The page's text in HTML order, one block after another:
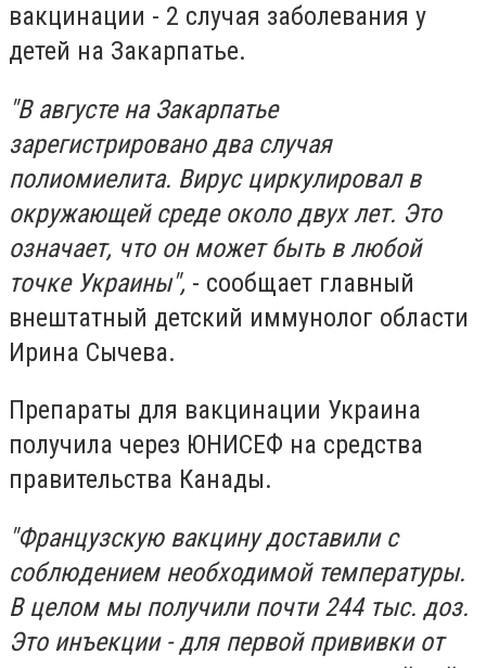
вакцинации - 2 случая заболевания у
детей на Закарпатье.
"В августе на Закарпатье
зарегистрировано два случая
полиомиелита. Вирус циркулировал в
окружающей среде около двух лет. Это
означает, что он может быть в любой
точке Украины", - сообщает главный
внештатный детский иммунолог области
Ирина Сычева.
Препараты для вакцинации Украина
получила через ЮНИСЕФ на средства
правительства Канады.
"Французскую вакцину доставили с
соблюдением необходимой температуры.
В целом мы получили почти 244 тыс. доз.
Это инъекции - для первой прививки от